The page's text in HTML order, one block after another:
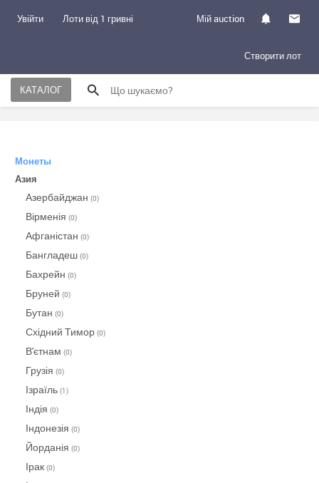
Увійти Лоти від 1 гривні Мій auction
Створити лот
КАТАЛОГ
Монеты
Азия
Азербайджан (0)
Вірменія (0)
Афганістан (0)
Бангладеш (0)
Бахрейн (0)
Бруней (0)
Бутан (0)
Східний Тимор (0)
В'єтнам (0)
Грузія (0)
Ізраїль (1)
Індія (0)
Індонезія (0)
Йорданія (0)
Ірак (0)